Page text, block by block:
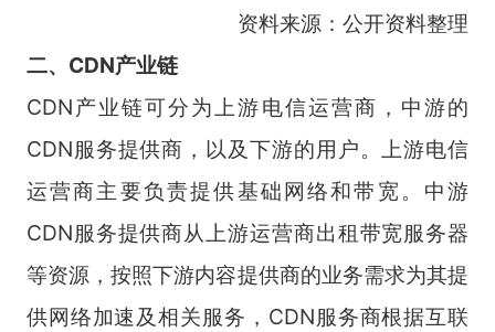
资料来源：公开资料整理
二、CDN产业链
CDN产业链可分为上游电信运营商，中游的
CDN服务提供商，以及下游的用户。上游电信
运营商主要负责提供基础网络和带宽。中游
CDN服务提供商从上游运营商出租带宽服务器
等资源，按照下游内容提供商的业务需求为其提
供网络加速及相关服务，CDN服务商根据互联